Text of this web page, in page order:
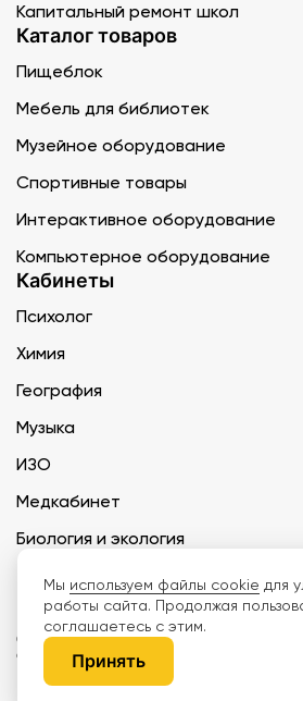
Капитальный ремонт школ
Каталог товаров
Пищеблок
Мебель для библиотек
Музейное оборудование
Спортивные товары
Интерактивное оборудование
Компьютерное оборудование
Кабинеты
Психолог
Химия
География
Музыка
ИЗО
Медкабинет
Биология и экология
Технология
ООО «Дети наше будущее» ИНН 6671165273
667101001 БИК 046577674
Информация на сайте не является
Мы используем файлы cookie для
работы сайта. Продолжая
соглашаетесь с этим.
Принять